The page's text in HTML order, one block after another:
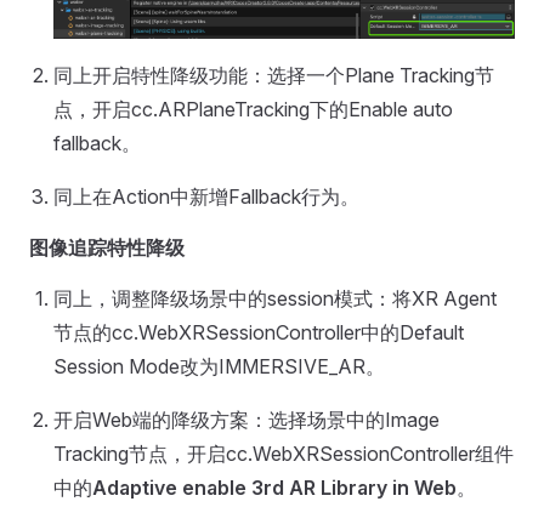
同上开启特性降级功能：选择一个Plane Tracking节
点，开启cc.ARPlaneTracking下的Enable auto
fallback。
同上在Action中新增Fallback行为。
图像追踪特性降级
同上，调整降级场景中的session模式：将XR Agent
节点的cc.WebXRSessionController中的Default
Session Mode改为IMMERSIVE_AR。
开启Web端的降级方案：选择场景中的Image
Tracking节点，开启cc.WebXRSessionController组件
中的Adaptive enable 3rd AR Library in Web。